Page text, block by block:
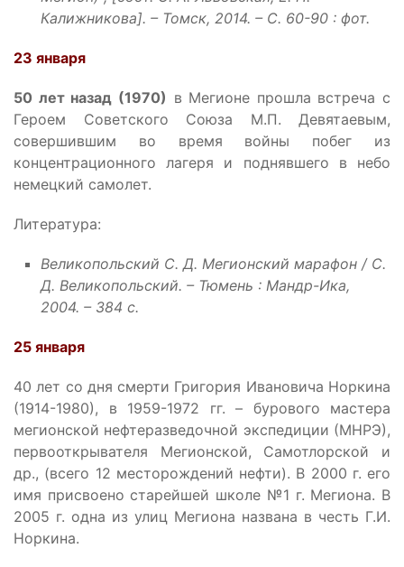
Калижникова]. – Томск, 2014. – С. 60-90 : фот.
23 января
50 лет назад (1970) в Мегионе прошла встреча с
Героем Советского Союза М.П. Девятаевым,
совершившим во время войны побег из
концентрационного лагеря и поднявшего в небо
немецкий самолет.
Литература:
Великопольский С. Д. Мегионский марафон / С.
Д. Великопольский. – Тюмень : Мандр-Ика,
2004. – 384 с.
25 января
40 лет со дня смерти Григория Ивановича Норкина
(1914-1980), в 1959-1972 гг. – бурового мастера
мегионской нефтеразведочной экспедиции (МНРЭ),
первооткрывателя Мегионской, Самотлорской и
др., (всего 12 месторождений нефти). В 2000 г. его
имя присвоено старейшей школе №1 г. Мегиона. В
2005 г. одна из улиц Мегиона названа в честь Г.И.
Норкина.